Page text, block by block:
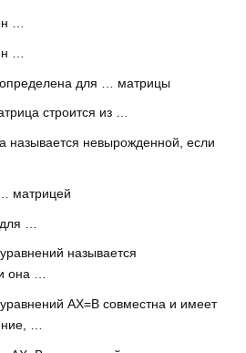
…
…
для … матрицы
строится из …
называется невырожденной, если
матрицей
…
называется
она …
AX=B совместна и имеет
…